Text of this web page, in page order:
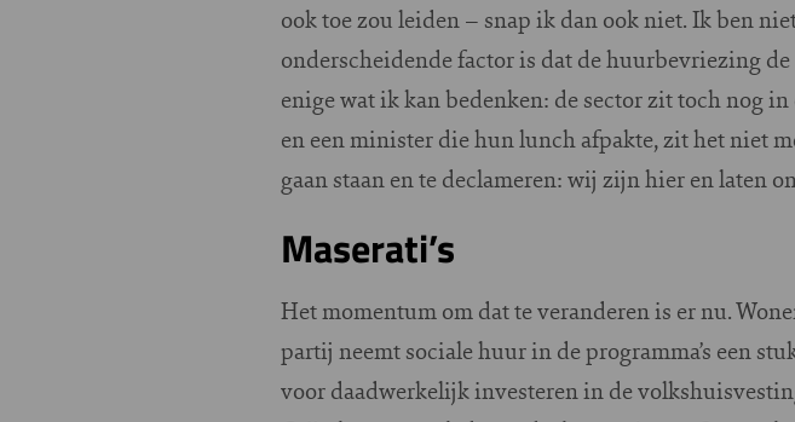
ook toe zou leiden – snap ik dan ook niet. Ik ben
onderscheidende factor is dat de huurbevriezing
enige wat ik kan bedenken: de sector zit toch nog
en een minister die hun lunch afpakte, zit het niet
gaan staan en te declameren: wij zijn hier en laten
Maserati’s
Het momentum om dat te veranderen is er nu.
partij neemt sociale huur in de programma’s een
voor daadwerkelijk investeren in de